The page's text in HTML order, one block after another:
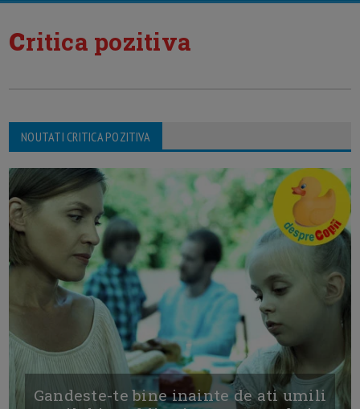
critica pozitiva
NOUTATI CRITICA POZITIVA
Gandeste-te bine inainte de ati umili